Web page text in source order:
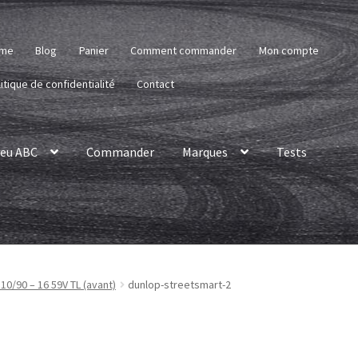
Blog Panier Comment commander Mon compte
de confidentialité Contact
ABC Commander Marques Tests
90 – 16 59V TL (avant) dunlop-streetsmart-2